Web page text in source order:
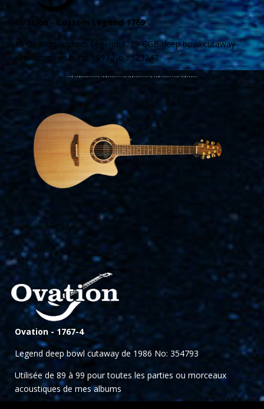
Ovation - Custom Legend 1769
15 Ovation custom Legend 1769 CGB deep bowl cutaway
cadillac green burst 1997 No : 523242
Ovation - 1767-4
Legend deep bowl cutaway de 1986 No: 354793
Utilisée de 89 à 99 pour toutes les parties ou morceaux
acoustiques de mes albums